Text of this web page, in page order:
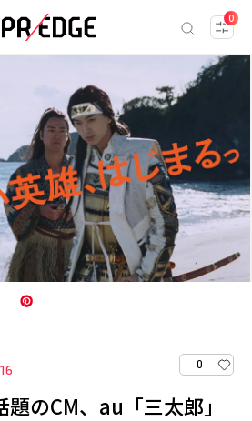
0
0
のCM、au「三太郎」